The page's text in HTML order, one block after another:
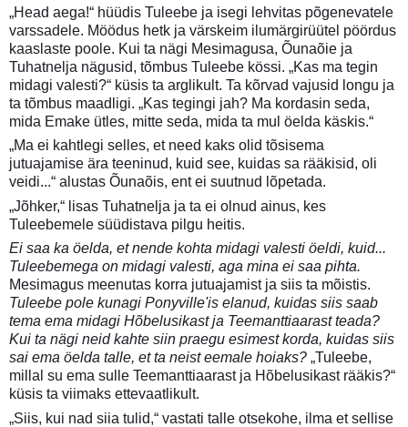
„Head aega!“ hüüdis Tuleebe ja isegi lehvitas põgenevatele
varssadele. Möödus hetk ja värskeim ilumärgirüütel pöördus
kaaslaste poole. Kui ta nägi Mesimagusa, Õunaõie ja
Tuhatnelja nägusid, tõmbus Tuleebe kössi. „Kas ma tegin
midagi valesti?“ küsis ta arglikult. Ta kõrvad vajusid longu ja
ta tõmbus maadligi. „Kas tegingi jah? Ma kordasin seda,
mida Emake ütles, mitte seda, mida ta mul öelda käskis.“
„Ma ei kahtlegi selles, et need kaks olid tõsisema
jutuajamise ära teeninud, kuid see, kuidas sa rääkisid, oli
veidi...“ alustas Õunaõis, ent ei suutnud lõpetada.
„Jõhker,“ lisas Tuhatnelja ja ta ei olnud ainus, kes
Tuleebemele süüdistava pilgu heitis.
Ei saa ka öelda, et nende kohta midagi valesti öeldi, kuid...
Tuleebemega on midagi valesti, aga mina ei saa pihta.
Mesimagus meenutas korra jutuajamist ja siis ta mõistis.
Tuleebe pole kunagi Ponyville'is elanud, kuidas siis saab
tema ema midagi Hõbelusikast ja Teemanttiaarast teada?
Kui ta nägi neid kahte siin praegu esimest korda, kuidas siis
sai ema öelda talle, et ta neist eemale hoiaks? „Tuleebe,
millal su ema sulle Teemanttiaarast ja Hõbelusikast rääkis?“
küsis ta viimaks ettevaatlikult.
„Siis, kui nad siia tulid,“ vastati talle otsekohe, ilma et sellise